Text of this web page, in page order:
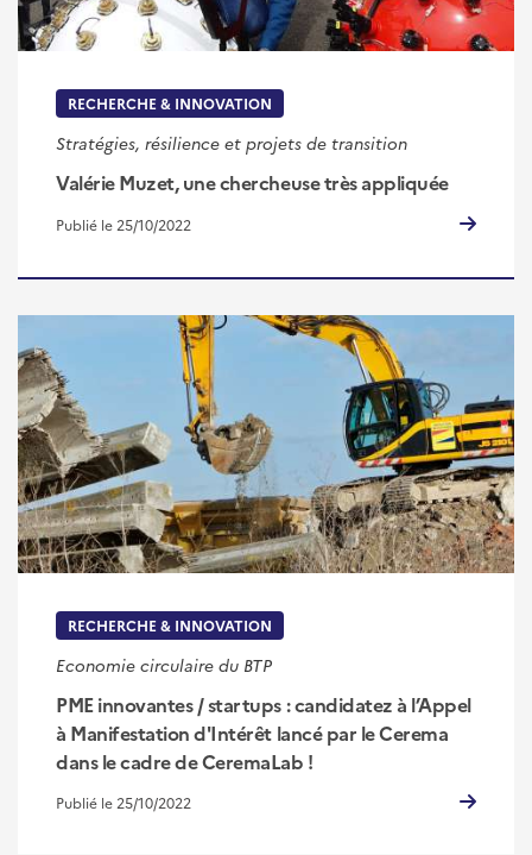
RECHERCHE & INNOVATION
Stratégies, résilience et projets de transition
Valérie Muzet, une chercheuse très appliquée
Publié le 25/10/2022
RECHERCHE & INNOVATION
Economie circulaire du BTP
PME innovantes / startups : candidatez à l’Appel
à Manifestation d'Intérêt lancé par le Cerema
dans le cadre de CeremaLab !
Publié le 25/10/2022